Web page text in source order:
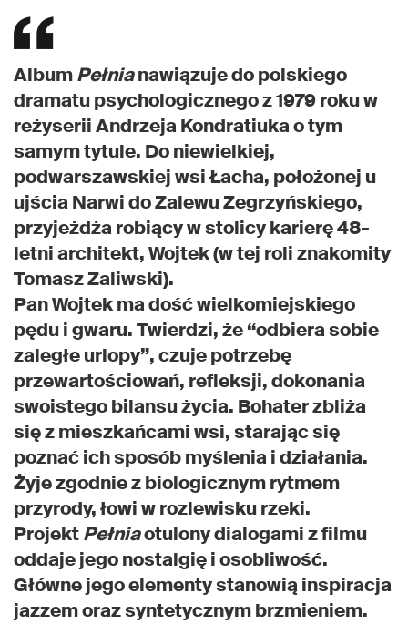
AlbumPełnianawiązuje do polskiego
dramatu psychologicznego z 1979 roku w
reżyserii Andrzeja Kondratiuka o tym
samym tytule. Do niewielkiej,
podwarszawskiej wsi Łacha, położonej u
ujścia Narwi do Zalewu Zegrzyńskiego,
przyjeżdża robiący w stolicy karierę 48-
letni architekt, Wojtek (w tej roli znakomity
Tomasz Zaliwski).
Pan Wojtek ma dość wielkomiejskiego
pędu i gwaru. Twierdzi, że “odbiera sobie
zaległe urlopy”, czuje potrzebę
przewartościowań, refleksji, dokonania
swoistego bilansu życia. Bohater zbliża
się z mieszkańcami wsi, starając się
poznać ich sposób myślenia i działania.
Żyje zgodnie z biologicznym rytmem
przyrody, łowi w rozlewisku rzeki.
ProjektPełniaotulony dialogami z filmu
oddaje jego nostalgię i osobliwość.
Główne jego elementy stanowią inspiracja
jazzem oraz syntetycznym brzmieniem.